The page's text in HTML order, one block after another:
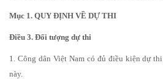
Mục 1. QUY ĐỊNH VỀ DỰ THI
Điều 3. Đối tượng dự thi
1. Công dân Việt Nam có đủ điều kiện dự
này.